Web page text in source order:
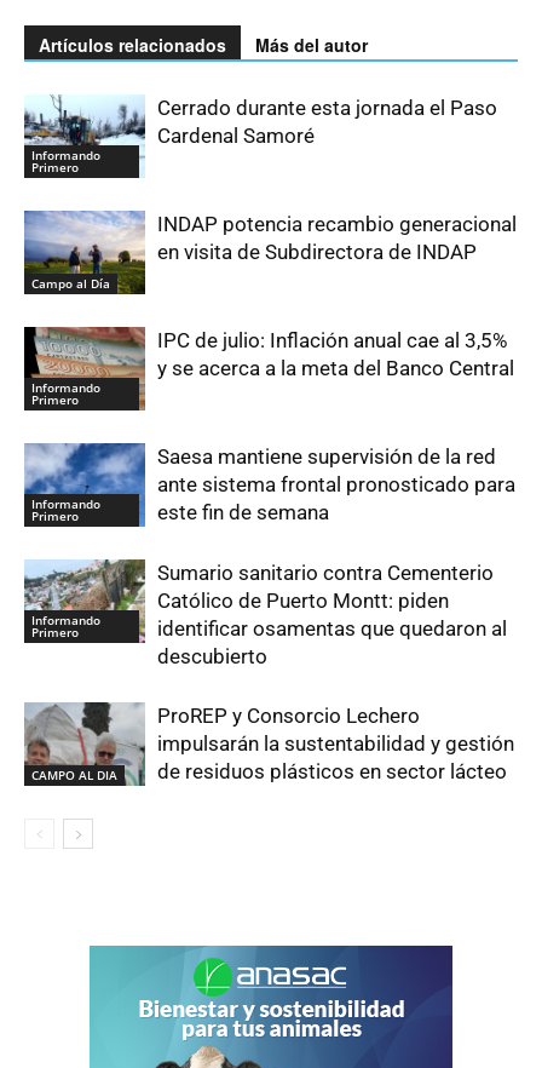
Artículos relacionados Más del autor
Informando
Primero
Cerrado durante esta jornada el Paso
Cardenal Samoré
Campo al Día
INDAP potencia recambio generacional
en visita de Subdirectora de INDAP
Informando
Primero
IPC de julio: Inflación anual cae al 3,5%
y se acerca a la meta del Banco Central
Informando
Primero
Saesa mantiene supervisión de la red
ante sistema frontal pronosticado para
este fin de semana
Informando
Primero
Sumario sanitario contra Cementerio
Católico de Puerto Montt: piden
identificar osamentas que quedaron al
descubierto
CAMPO AL DIA
ProREP y Consorcio Lechero
impulsarán la sustentabilidad y gestión
de residuos plásticos en sector lácteo